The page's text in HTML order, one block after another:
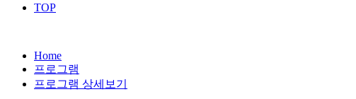
TOP
Home
프로그램
프로그램 상세보기